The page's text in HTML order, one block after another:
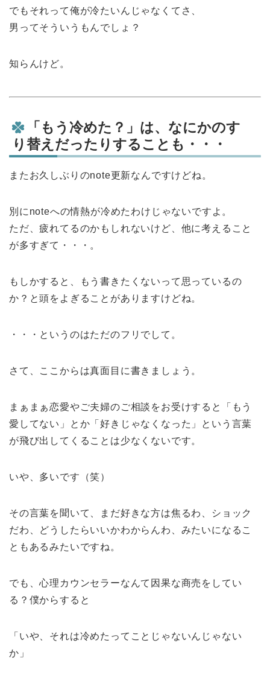
でもそれって俺が冷たいんじゃなくてさ、
男ってそういうもんでしょ？
知らんけど。
「もう冷めた？」は、なにかのす
り替えだったりすることも・・・
またお久しぶりのnote更新なんですけどね。
別にnoteへの情熱が冷めたわけじゃないですよ。
ただ、疲れてるのかもしれないけど、他に考えること
が多すぎて・・・。
もしかすると、もう書きたくないって思っているの
か？と頭をよぎることがありますけどね。
・・・というのはただのフリでして。
さて、ここからは真面目に書きましょう。
まぁまぁ恋愛やご夫婦のご相談をお受けすると「もう
愛してない」とか「好きじゃなくなった」という言葉
が飛び出してくることは少なくないです。
いや、多いです（笑）
その言葉を聞いて、まだ好きな方は焦るわ、ショック
だわ、どうしたらいいかわからんわ、みたいになるこ
ともあるみたいですね。
でも、心理カウンセラーなんて因果な商売をしてい
る？僕からすると
「いや、それは冷めたってことじゃないんじゃない
か」